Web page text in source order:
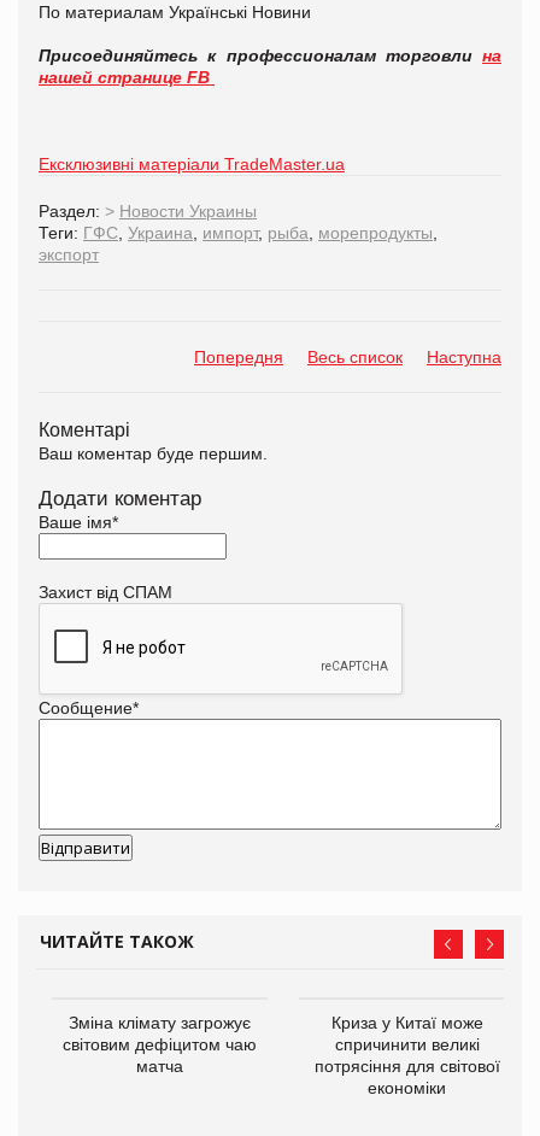
По материалам Українські Новини
Присоединяйтесь к профессионалам торговли на
нашей странице FB
Ексклюзивні матеріали TradeMaster.ua
Раздел: > Новости Украины
Теги: ГФС Украина импорт, рыба морепродукты
экспорт
Попередня Весь список Наступна
Коментарі
Ваш коментар буде першим.
Додати коментар
Ваше імя*
Захист від СПАМ
Сообщение*
ЧИТАЙТЕ ТАКОЖ
Зміна клімату загрожує
світовим дефіцитом чаю
матча
Криза у Китаї може
спричинити великі
потрясіння для світової
економіки